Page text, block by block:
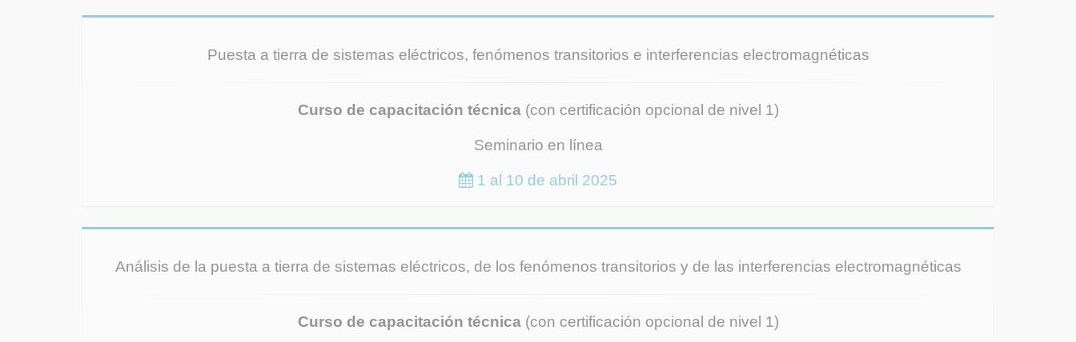
Puesta a tierra de sistemas eléctricos, fenómenos transitorios e interferencias electromagnéticas
Curso de capacitación técnica (con certificación opcional de nivel 1)
Seminario en línea
1 al 10 de abril 2025
Análisis de la puesta a tierra de sistemas eléctricos, de los fenómenos transitorios y de las interferencias electromagnéticas
Curso de capacitación técnica(con certificación opcional de nivel 1)